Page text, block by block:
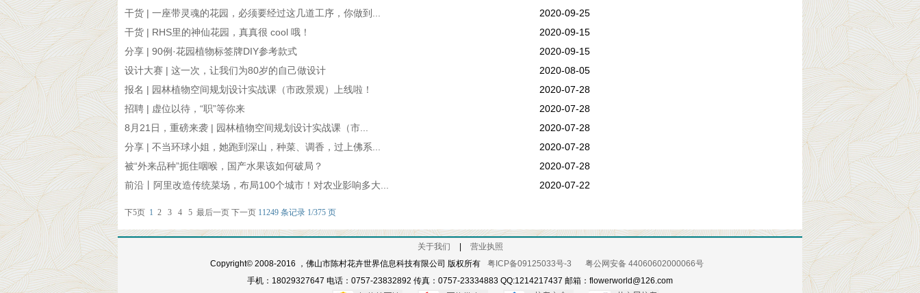
干货 | 一座带灵魂的花园，必须要经过这几道工序，你做到...
2020-09-25
干货 | RHS里的神仙花园，真真很 cool 哦！
2020-09-15
分享 | 90例·花园植物标签牌DIY参考款式
2020-09-15
设计大赛 | 这一次，让我们为80岁的自己做设计
2020-08-05
报名 | 园林植物空间规划设计实战课（市政景观）上线啦！
2020-07-28
招聘 | 虚位以待，“职”等你来
2020-07-28
8月21日，重磅来袭 | 园林植物空间规划设计实战课（市...
2020-07-28
分享 | 不当环球小姐，她跑到深山，种菜、调香，过上佛系...
2020-07-28
被“外来品种”扼住咽喉，国产水果该如何破局？
2020-07-28
前沿丨阿里改造传统菜场，布局100个城市！对农业影响多大...
2020-07-22
下5页 1 2 3 4 5 最后一页 下一页 11249 条记录 1/375 页
关于我们
营业执照
Copyright© 2008-2016 ，佛山市陈村花卉世界信息科技有限公司 版权所有
粤ICP备09125033号-3
粤公网安备 44060602000066号
手机：18029327647 电话：0757-23832892 传真：0757-23334883 QQ:1214217437 邮箱：flowerworld@126.com